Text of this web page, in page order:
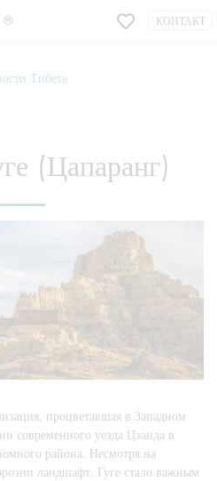
® КОНТАКТ
Тибета
(Цапаранг)
процветавшая в Западном
современного уезда Цзанда в
района. Несмотря на
ландшафт, Гуге стало важным